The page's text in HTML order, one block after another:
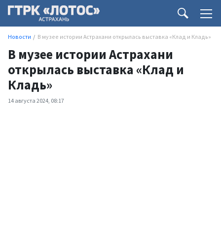
Новости В музее истории Астрахани открылась выставка «Клад и Кладь»
В музее истории Астрахани
открылась выставка «Клад и
Кладь»
14 августа 2024, 08:17